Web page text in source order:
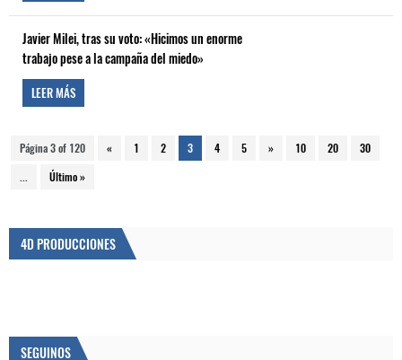
Javier Milei, tras su voto: «Hicimos un enorme
trabajo pese a la campaña del miedo»
LEER MÁS
Página 3 of 120 « 1 2 3 4 5 » 10 20
30
Último »
4D PRODUCCIONES
SEGUINOS